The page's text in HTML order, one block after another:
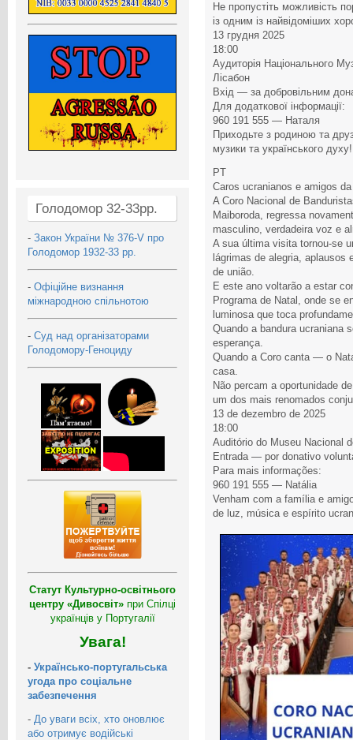
Голодомор 32-33рр.
- Закон України № 376-V про
Голодомор 1932-33 рр.
- Офіційне визнання
міжнародною спільнотою
- Суд над організаторами
Голодомору-Геноциду
Статут Культурно-освітнього
центру «Дивосвіт» при Спілці
українців у Португалії
Увага!
- Українсько-португальська
угода про соціальне
забезпечення
- До уваги всіх, хто оновлює
або отримує водійські
Не пропустіть можливість
із одним із найвідоміших
13 грудня 2025
18:00
Аудиторія Національного
Лісабон
Вхід — за добровільним
Для додаткової інформації:
960 191 555 — Наталя
Приходьте з родиною та
музики та українського духу!
PT
Caros ucranianos e amigos
A Coro Nacional de
Maiboroda, regressa
masculino, verdadeira voz e
A sua última visita tornou-se
lágrimas de alegria, aplausos
de união.
E este ano voltarão a estar
Programa de Natal, onde se
luminosa que toca
Quando a bandura ucraniana
esperança.
Quando a Coro canta — o
casa.
Não percam a oportunidade
um dos mais renomados
13 de dezembro de 2025
18:00
Auditório do Museu Nacional
Entrada — por donativo
Para mais informações:
960 191 555 — Natália
Venham com a família e
de luz, música e espírito